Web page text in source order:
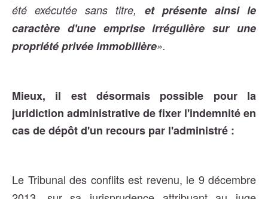
été exécutée sans titre, et présente ainsi le
caractère d'une emprise irrégulière sur une
propriété privée immobilière».
Mieux, il est désormais possible pour la
juridiction administrative de fixer l'indemnité en
cas de dépôt d'un recours par l'administré :
Le Tribunal des conflits est revenu, le 9 décembre